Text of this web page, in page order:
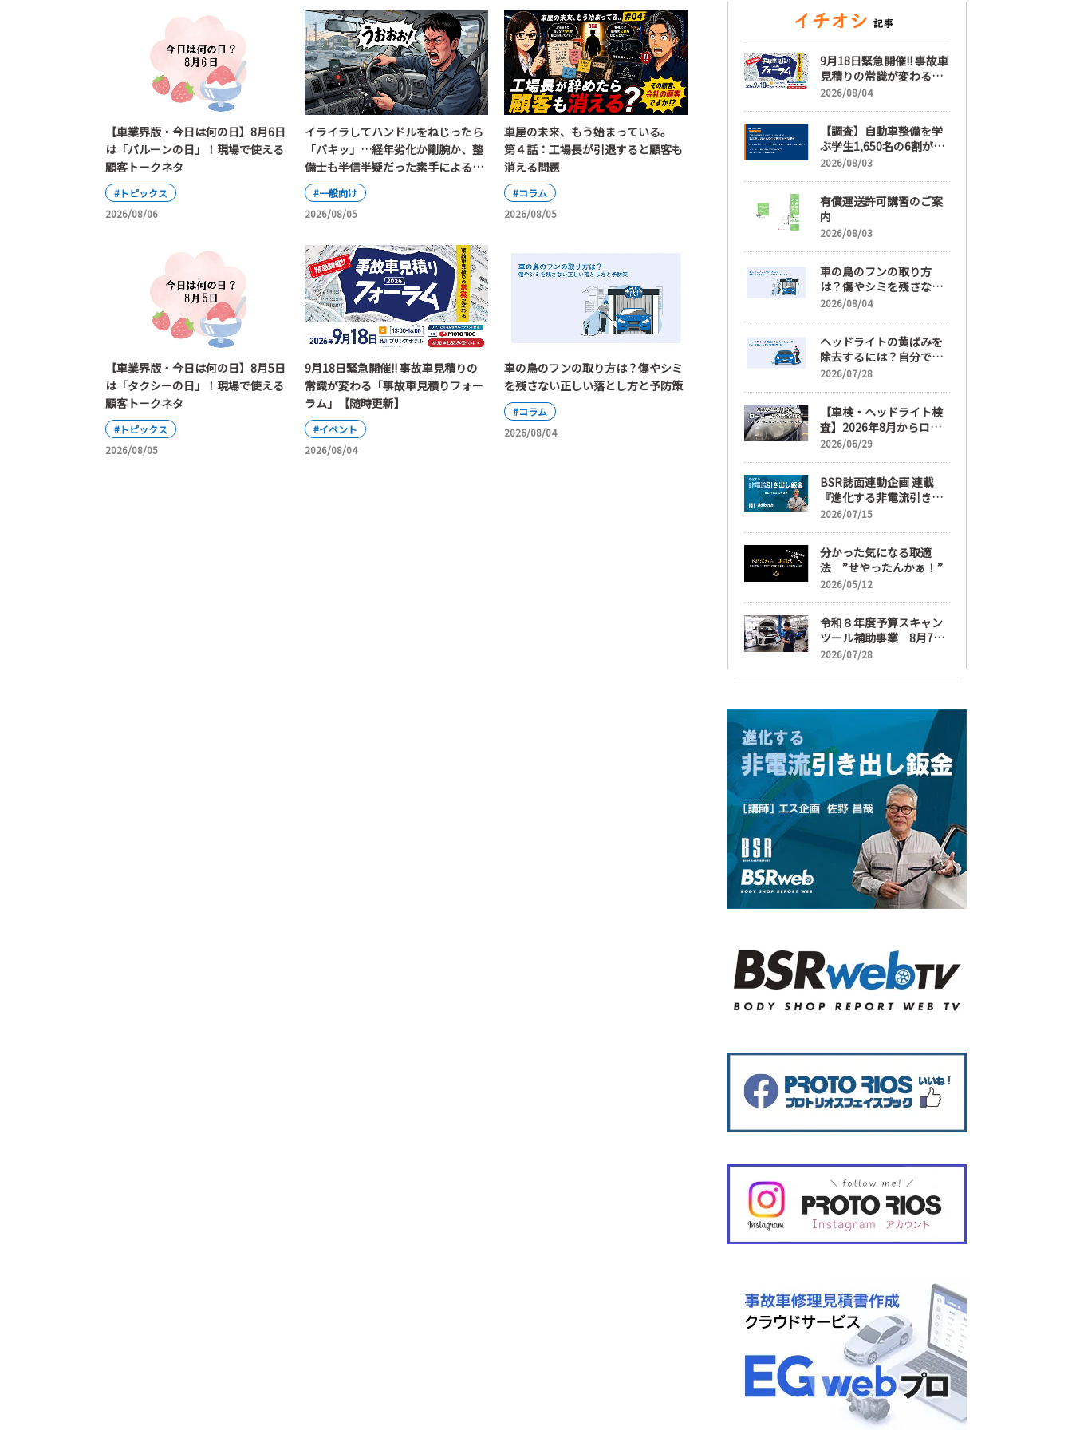
【車業界版・今日は何の日】8月6日
は「バルーンの日」！現場で使える
顧客トークネタ
#トピックス
2026/08/06
イライラしてハンドルをねじったら
「バキッ」…経年劣化か剛腕か、整
備士も半信半疑だった素手によるハ
ンドル切断事件
#一般向け
2026/08/05
車屋の未来、もう始まっている。
第４話：工場長が引退すると顧客も
消える問題
#コラム
2026/08/05
【車業界版・今日は何の日】8月5日
は「タクシーの日」！現場で使える
顧客トークネタ
#トピックス
2026/08/05
9月18日緊急開催!! 事故車見積りの
常識が変わる「事故車見積りフォー
ラム」【随時更新】
#イベント
2026/08/04
車の鳥のフンの取り方は？傷やシミ
を残さない正しい落とし方と予防策
#コラム
2026/08/04
9月18日緊急開催!! 事故車
見積りの常識が変わる
「事故車見積りフォーラ
2026/08/04
【調査】自動車整備を学
ぶ学生1,650名の6割が就
職先選びで「給与」を最
日以上」希望も66.3%
2026/08/03
有償運送許可講習のご案
内
2026/08/03
車の鳥のフンの取り方
は？傷やシミを残さない
正しい落とし方と予防策
2026/08/04
ヘッドライトの黄ばみを
除去するには？自分で綺
麗にする手順と業者費用
2026/07/28
【車検・ヘッドライト検
査】2026年8月からロー
ビームへ完全移行、ヘッ
ーティングも重要に
2026/06/29
BSR誌面連動企画 連載
『進化する非電流引き出
し鈑金』【目次】
2026/07/15
分かった気になる取適
法 ”せやったんかぁ！”
2026/05/12
令和８年度予算スキャン
ツール補助事業 8月7日
受け付け開始
2026/07/28